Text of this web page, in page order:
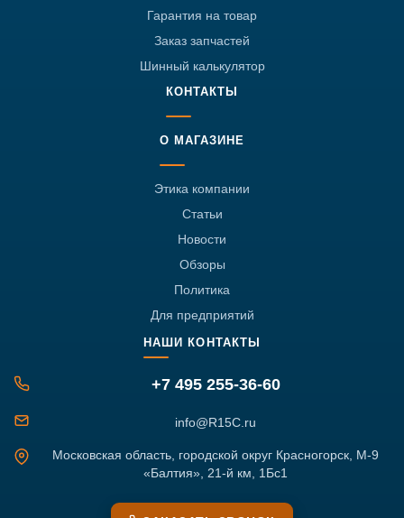
Гарантия на товар
Заказ запчастей
Шинный калькулятор
КОНТАКТЫ
О МАГАЗИНЕ
Этика компании
Статьи
Новости
Обзоры
Политика
Для предприятий
НАШИ КОНТАКТЫ
+7 495 255-36-60
info@R15C.ru
Московская область, городской округ Красногорск, М-9
«Балтия», 21-й км, 1Бс1